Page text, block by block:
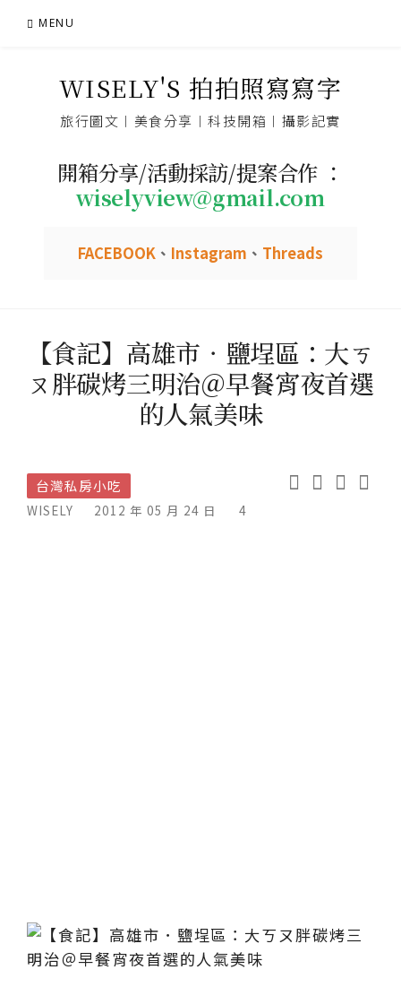
MENU
WISELY'S 拍拍照寫寫字
旅行圖文︱美食分享︱科技開箱︱攝影記實
開箱分享/活動採訪/提案合作 ：
wiselyview@gmail.com
FACEBOOK 、 Instagram 、 Threads
【食記】高雄市．鹽埕區：大ㄎ
ㄡ胖碳烤三明治＠早餐宵夜首選
的人氣美味
台灣私房小吃
WISELY 2012 年 05 月 24 日 4